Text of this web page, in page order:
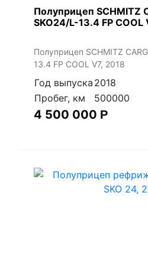
Полуприцеп SCHMITZ
SKO24/L-13.4 FP COOL
Полуприцеп SCHMITZ
13.4 FP COOL V7, 2018
Год выпуска 2018
Пробег, км
500000
4 500 000 Р